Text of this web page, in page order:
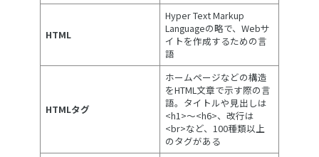
HTML
Hyper Text Markup
Languageの略で、Webサ
イトを作成するための言
語
HTMLタグ
ホームページなどの構造
をHTML文章で示す際の言
語。タイトルや見出しは
<h1>～<h6>、改行は
<br>など、100種類以上
のタグがある